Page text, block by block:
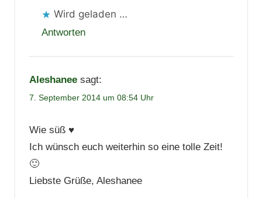
Wird geladen …
Antworten
Aleshanee sagt:
7. September 2014 um 08:54 Uhr
Wie süß ♥
Ich wünsch euch weiterhin so eine tolle Zeit!
🙂
Liebste Grüße, Aleshanee